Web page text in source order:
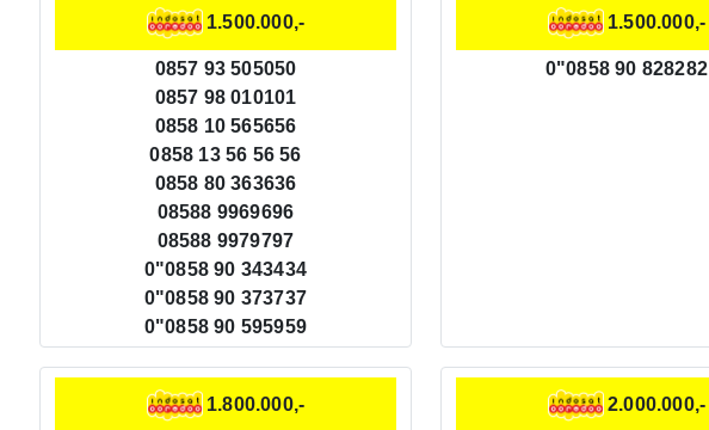
1.500.000,-
0857 93 505050
0857 98 010101
0858 10 565656
0858 13 56 56 56
0858 80 363636
08588 9969696
08588 9979797
0"0858 90 343434
0"0858 90 373737
0"0858 90 595959
1.500.000,-
0"0858 90 828282
1.800.000,- 2.000.000,-